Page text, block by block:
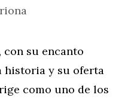
su encanto
historia y su oferta
como uno de los